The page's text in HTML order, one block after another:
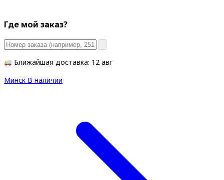
Где мой заказ?
Ближайшая доставка: 12 авг
Минск В наличии